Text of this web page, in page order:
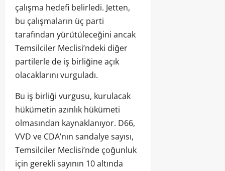
çalışma hedefi belirledi. Jetten,
bu çalışmaların üç parti
tarafından yürütüleceğini ancak
Temsilciler Meclisi’ndeki diğer
partilerle de iş birliğine açık
olacaklarını vurguladı.
Bu iş birliği vurgusu, kurulacak
hükümetin azınlık hükümeti
olmasından kaynaklanıyor. D66,
VVD ve CDA’nın sandalye sayısı,
Temsilciler Meclisi’nde çoğunluk
için gerekli sayının 10 altında